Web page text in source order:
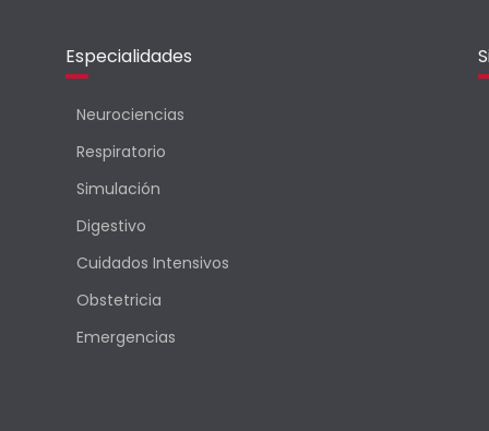
Especialidades
Neurociencias
Respiratorio
Simulación
Digestivo
Cuidados Intensivos
Obstetricia
Emergencias